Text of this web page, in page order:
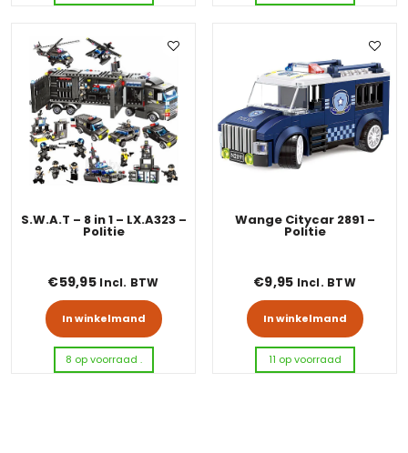
S.W.A.T – 8 in 1 – LX.A323 –
Politie
€59,95 Incl. BTW
In winkelmand
8 op voorraad .
Wange Citycar 2891 –
Politie
€9,95 Incl. BTW
In winkelmand
11 op voorraad